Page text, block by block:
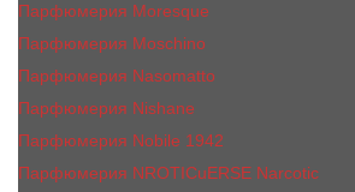
Парфюмерия Moresque
Парфюмерия Moschino
Парфюмерия Nasomatto
Парфюмерия Nishane
Парфюмерия Nobile 1942
Парфюмерия NROTICuERSE Narcotic